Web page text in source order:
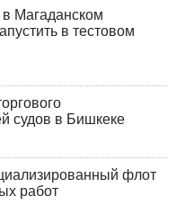
Магаданском
в тестовом
судов в Бишкеке
флот
работ